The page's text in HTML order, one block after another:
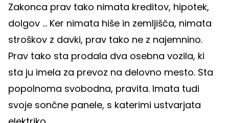
Zakonca prav tako nimata kreditov, hipotek,
dolgov ... Ker nimata hiše in zemljišča, nimata
stroškov z davki, prav tako ne z najemnino.
Prav tako sta prodala dva osebna vozila, ki
sta ju imela za prevoz na delovno mesto. Sta
popolnoma svobodna, pravita. Imata tudi
svoje sončne panele, s katerimi ustvarjata